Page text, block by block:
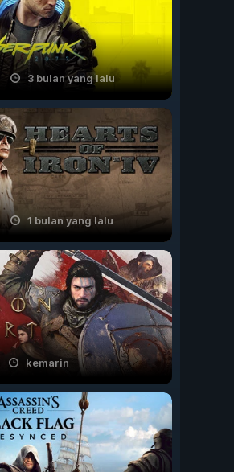
3 bulan yang lalu
1 bulan yang lalu
kemarin